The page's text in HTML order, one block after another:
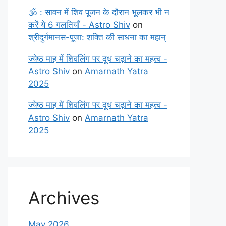
🕉️ : सावन में शिव पूजन के दौरान भूलकर भी न
करें ये 6 गलतियाँ - Astro Shiv on
श्रीदुर्गमानस-पूजा: शक्ति की साधना का महान्
ज्येष्ठ माह में शिवलिंग पर दूध चढ़ाने का महत्व -
Astro Shiv on Amarnath Yatra
2025
ज्येष्ठ माह में शिवलिंग पर दूध चढ़ाने का महत्व -
Astro Shiv on Amarnath Yatra
2025
Archives